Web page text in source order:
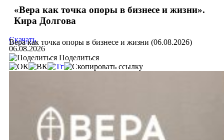
«Вера как точка опоры в бизнесе и жизни».
Кира Долгова
Вера как точка опоры в бизнесе и жизни (06.08.2026)
Скачать
06.08.2026
Поделиться